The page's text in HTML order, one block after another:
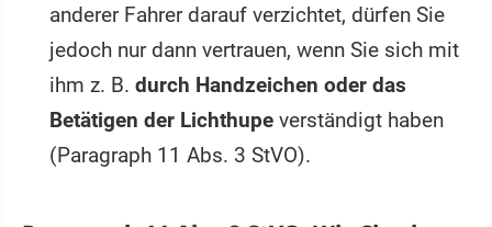
anderer Fahrer darauf verzichtet, dürfen Sie
jedoch nur dann vertrauen, wenn Sie sich mit
ihm z. B. durch Handzeichen oder das
Betätigen der Lichthupe verständigt haben
(Paragraph 11 Abs. 3 StVO).